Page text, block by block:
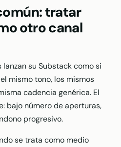
tratar
otro canal
su Substack como si
mismo tono, los mismos
cadencia genérica. El
bajo número de aperturas,
progresivo.
se trata como medio